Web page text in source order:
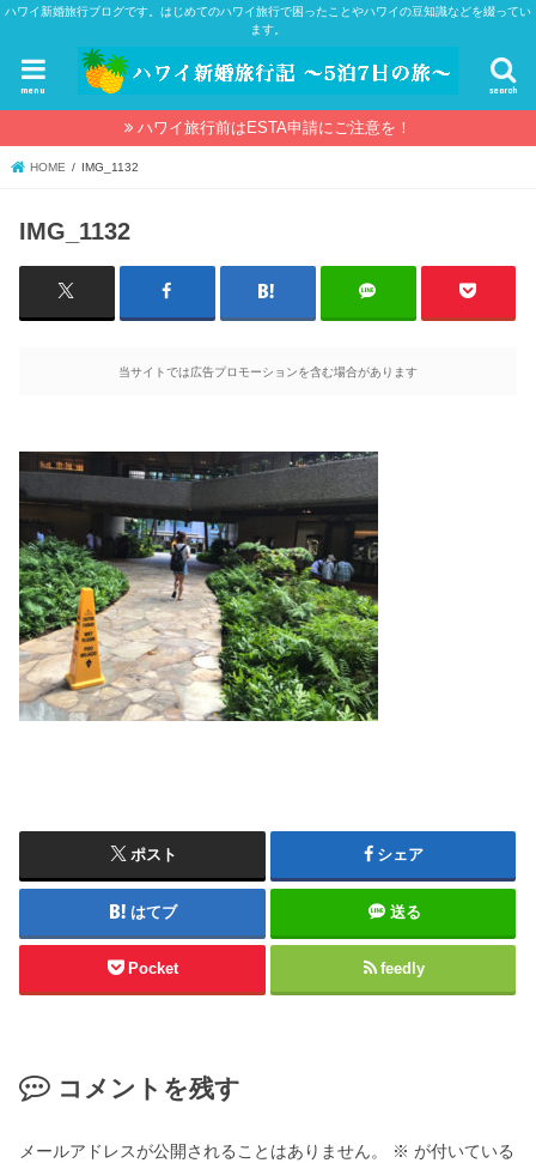
ハワイ新婚旅行ブログです。はじめてのハワイ旅行で困ったことやハワイの豆知識などを綴ってい
ます。
search
menu
ハワイ旅行前はESTA申請にご注意を！
HOME IMG_1132
IMG_1132
当サイトでは広告プロモーションを含む場合があります
ポスト シェア
はてブ 送る
Pocket feedly
コメントを残す
メールアドレスが公開されることはありません。 ※ が付いている